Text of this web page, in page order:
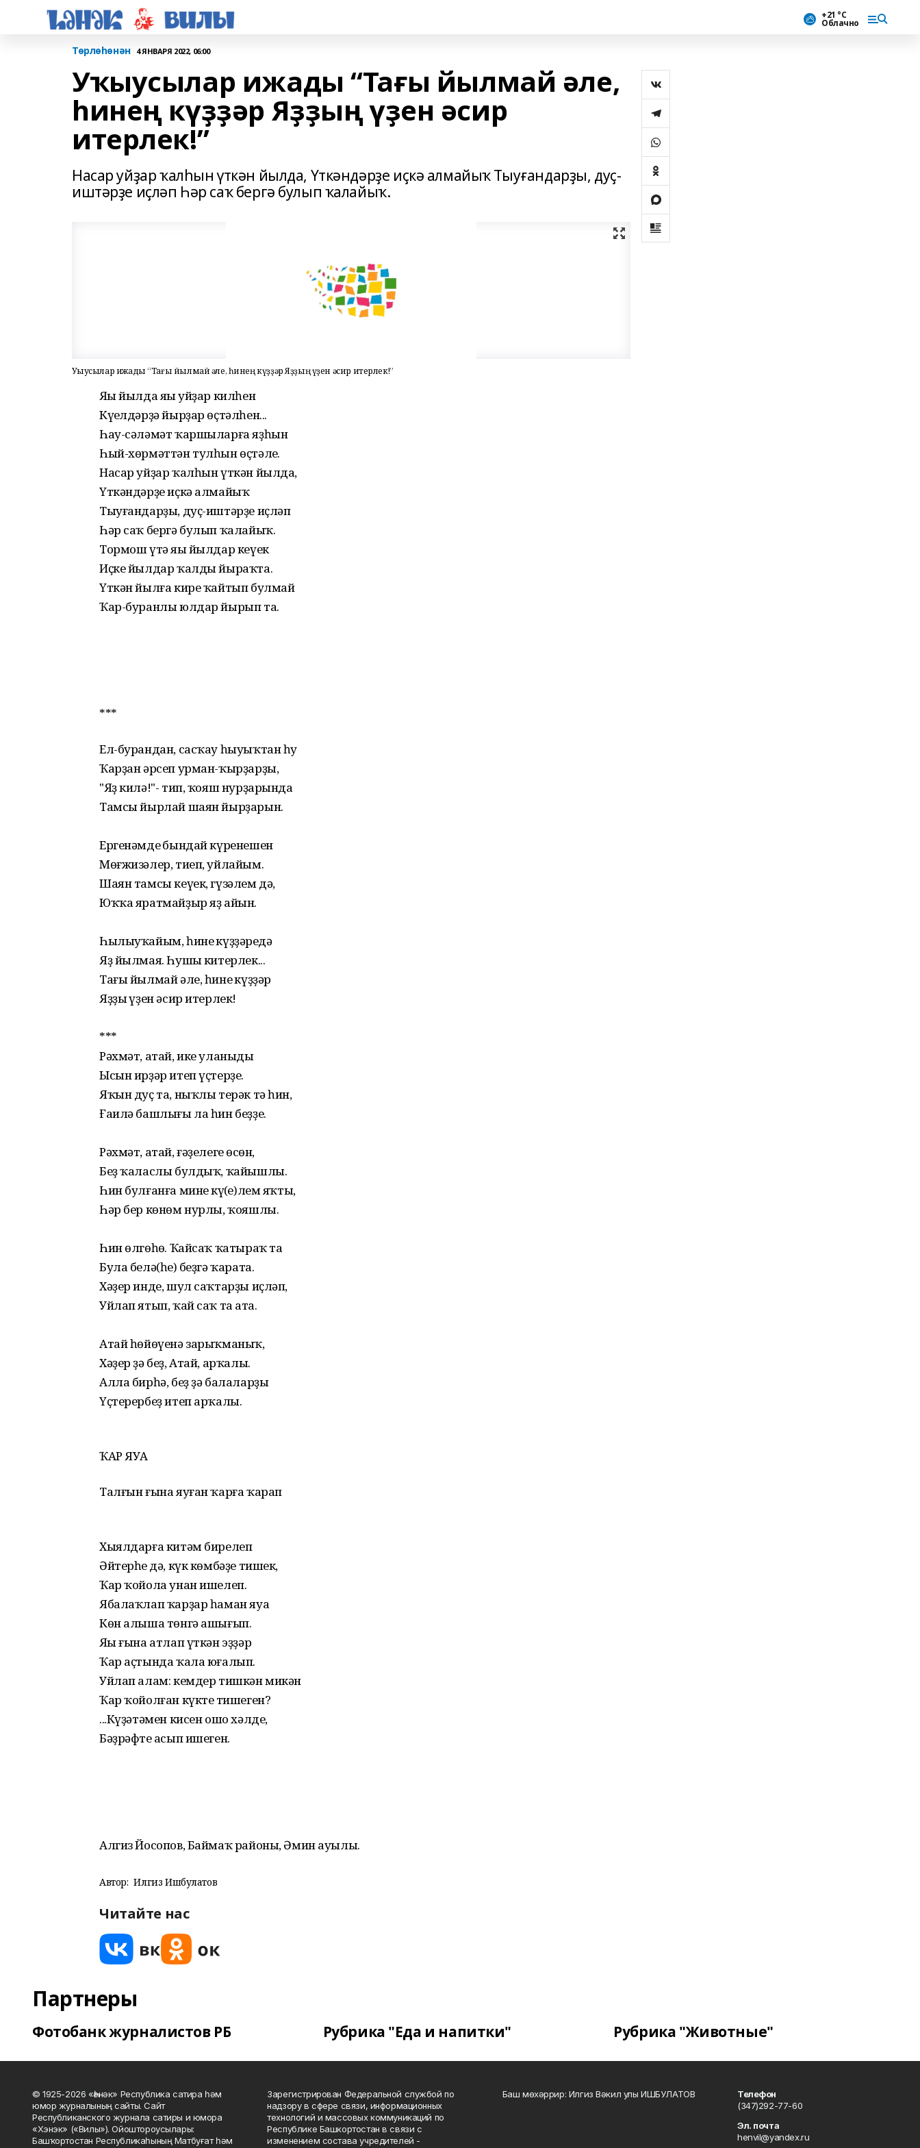
+21 °С
Облачно
Төрлөһөнән 4 ЯНВАРЯ 2022, 06:00
Уҡыусылар ижады “Тағы йылмай әле,
һинең күҙҙәр Яҙҙың үҙен әсир
итерлек!”
Насар уйҙар ҡалһын үткән йылда, Үткәндәрҙе иҫкә алмайыҡ Тыуғандарҙы, дуҫ-
иштәрҙе иҫләп Һәр саҡ бергә булып ҡалайыҡ.
Уҡыусылар ижады “Тағы йылмай әле, һинең күҙҙәр Яҙҙың үҙен әсир итерлек!”
Яңы йылда яңы уйҙар килһен
Күңелдәрҙә йырҙар өҫтәлһен...
Һау-сәләмәт ҡаршыларға яҙһын
Һый-хөрмәттән тулһын өҫтәлең.
Насар уйҙар ҡалһын үткән йылда,
Үткәндәрҙе иҫкә алмайыҡ
Тыуғандарҙы, дуҫ-иштәрҙе иҫләп
Һәр саҡ бергә булып ҡалайыҡ.
Тормош үтә яңы йылдар кеүек
Иҫке йылдар ҡалды йыраҡта.
Үткән йылға кире ҡайтып булмай
Ҡар-буранлы юлдар йырып та.
***
Ел-бурандан, сасҡау һыуыҡтан һуң
Ҡарҙан әрсеп урман-ҡырҙарҙы,
"Яҙ килә!"- тип, ҡояш нурҙарында
Тамсы йырлай шаян йырҙарын.
Ергенәмдең бындай күренешен
Мөғжизәлер, тиеп, уйлайым.
Шаян тамсы кеүек, гүзәлем дә,
Юҡҡа яратмайҙыр яҙ айын.
Һылыуҡайым, һинең күҙҙәреңдә
Яҙ йылмая. Һушың китерлек...
Тағы йылмай әле, һинең күҙҙәр
Яҙҙың үҙен әсир итерлек!
***
Рәхмәт, атай, ике уланыңды
Ысын ирҙәр итеп үҫтерҙең.
Яҡын дуҫ та, ныҡлы терәк тә һин,
Ғаилә башлығы ла һин беҙҙең.
Рәхмәт, атай, ғәҙелегең өсөн,
Беҙ ҡаласлы булдыҡ, ҡайышлы.
Һин булғанға минең күң(е)лем яҡты,
Һәр бер көнөм нурлы, ҡояшлы.
Һин өлгөһөң. Ҡайсаҡ ҡатыраҡ та
Була белә(һе)ң беҙгә ҡарата.
Хәҙер инде, шул саҡтарҙы иҫләп,
Уйлап ятып, ҡай саҡ таң ата.
Атай һөйөүенә зарыҡманыҡ,
Хәҙер ҙә беҙ, Атай, арҡалы.
Алла бирһә, беҙ ҙә балаларҙы
Үҫтерербеҙ итеп арҡалы.
ҠАР ЯУА
Талғын ғына яуған ҡарға ҡарап
Хыялдарға китәм бирелеп
Әйтерһең дә, күк көмбәҙе тишек,
Ҡар ҡойола унан ишелеп.
Ябалаҡлап ҡарҙар һаман яуа
Көн алыша төнгә ашығып.
Яңы ғына атлап үткән эҙҙәр
Ҡар аҫтында ҡала юғалып.
Уйлап алам: кемдер тишкән микән
Ҡар ҡойолған күктең тишеген?
...Күҙәтәмен кисен ошо хәлде,
Бәҙрәфтең асып ишеген.
Алгиз Йосопов, Баймаҡ районы, Әмин ауылы.
Автор: Илгиз Ишбулатов
Читайте нас
Партнеры
Фотобанк журналистов РБ Рубрика "Еда и напитки" Рубрика "Животные"
© 1925-2026 «Һәнәк» Республика сатира һәм
юмор журналының сайты. Сайт
Республиканского журнала сатиры и юмора
«Хэнэк» («Вилы»). Ойоштороусылары:
Башҡортостан Республикаһының Матбуғат һәм
Зарегистрирован Федеральной службой по
надзору в сфере связи, информационных
технологий и массовых коммуникаций по
Республике Башкортостан в связи с
изменением состава учредителей -
Баш мөхәррир: Илгиз Вәкил улы ИШБУЛАТОВ
Телефон
(347)292-77-60
Эл. почта
henvil@yandex.ru